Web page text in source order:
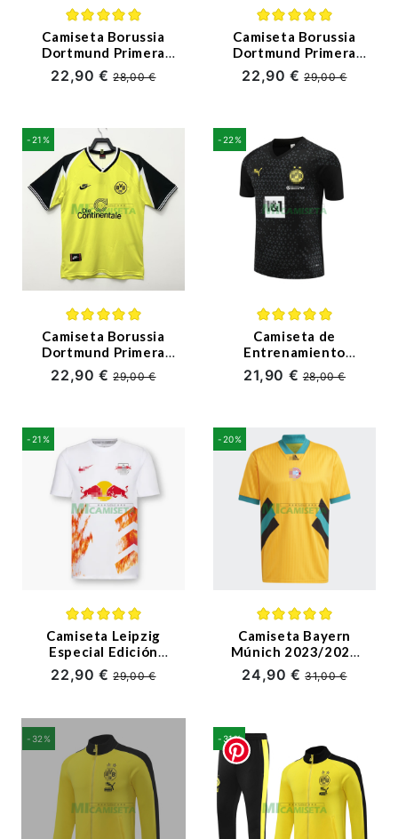
(6)
Camiseta Borussia
Dortmund Primera
Equipación Retro
1988
22,90 €28,00 €
Camiseta Borussia
Dortmund Primera
Equipación Retro
94/95
22,90 €29,00 €
-21%
Camiseta Borussia
Dortmund Primera
Equipación Retro
95/96
22,90 €29,00 €
-22%
Camiseta de
Entrenamiento
Borussia Dortmund
2023/2024 Negro
21,90 €28,00 €
-21%
Camiseta Leipzig
Especial Edición
2023/2024 Blanco
22,90 €29,00 €
-20%
Camiseta Bayern
Múnich 2023/2024
Dorado (EDICIÓN
JUGADOR)
24,90 €31,00 €
-32% -31%